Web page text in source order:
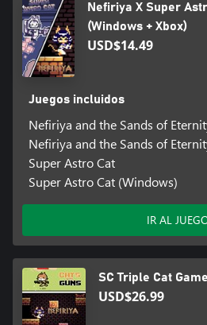
Nefiriya X Super
(Windows + Xbox)
USD$14.49
Juegos incluidos
Nefiriya and the Sands of
Nefiriya and the Sands of
Super Astro Cat
Super Astro Cat (Windows)
IR AL
SC Triple Cat
USD$26.99